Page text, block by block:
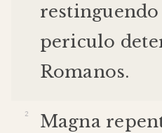
restinguendo
periculo
Romanos.
Magna